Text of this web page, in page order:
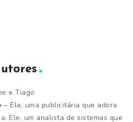
– Ela, uma publicitária que adora
Ele, um analista de sistemas que